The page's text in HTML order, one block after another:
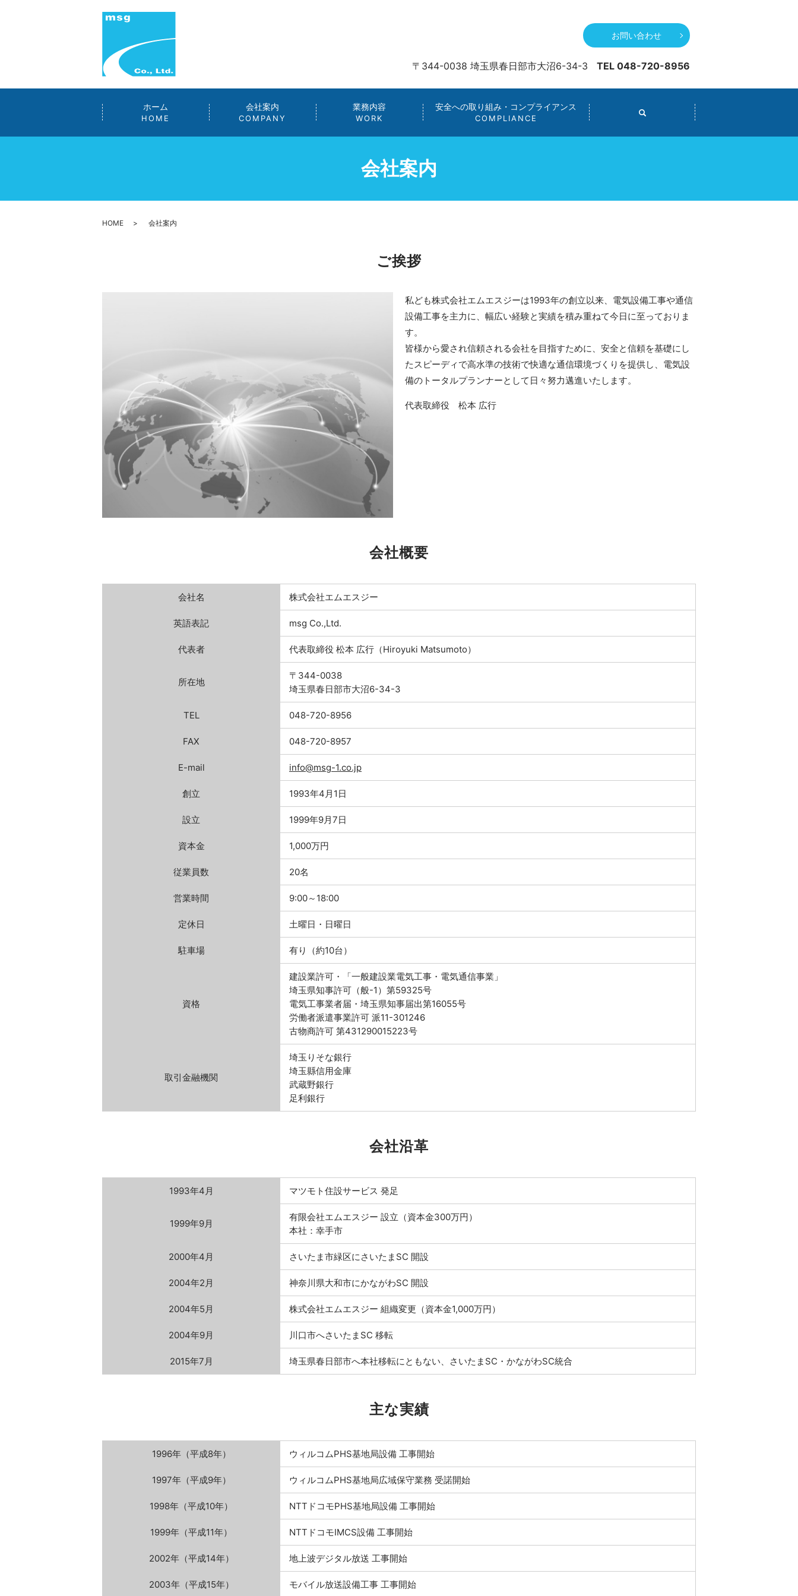
〒344-0038 埼玉県春日部市大沼6-34-3 TEL 048-720-8956
ホーム
HOME
会社案内
COMPANY
業務内容
WORK
安全への取り組み・コンプライアンス
COMPLIANCE
お問い合わせ
会社案内
HOME 会社案内
ご挨拶
私ども株式会社エムエスジーは1993年の創立以来、電気設備工事や通信
設備工事を主力に、幅広い経験と実績を積み重ねて今日に至っておりま
す。
皆様から愛され信頼される会社を目指すために、安全と信頼を基礎にし
たスピーディで高水準の技術で快適な通信環境づくりを提供し、電気設
備のトータルプランナーとして日々努力邁進いたします。
代表取締役 松本 広行
会社概要
会社名 株式会社エムエスジー
英語表記 msg Co.,Ltd.
代表者 代表取締役 松本 広行（Hiroyuki Matsumoto）
所在地
〒344-0038
埼玉県春日部市大沼6-34-3
TEL 048-720-8956
FAX 048-720-8957
E-mail info@msg-1.co.jp
創立 1993年4月1日
設立 1999年9月7日
資本金 1,000万円
従業員数 20名
営業時間 9:00～18:00
定休日 土曜日・日曜日
駐車場 有り（約10台）
資格
建設業許可・「一般建設業電気工事・電気通信事業」
埼玉県知事許可（般-1）第59325号
電気工事業者届・埼玉県知事届出第16055号
労働者派遣事業許可 派11-301246
古物商許可 第431290015223号
取引金融機関
埼玉りそな銀行
埼玉縣信用金庫
武蔵野銀行
足利銀行
会社沿革
1993年4月 マツモト住設サービス 発足
1999年9月
有限会社エムエスジー 設立（資本金300万円）
本社：幸手市
2000年4月 さいたま市緑区にさいたまSC 開設
2004年2月 神奈川県大和市にかながわSC 開設
2004年5月 株式会社エムエスジー 組織変更（資本金1,000万円）
2004年9月 川口市へさいたまSC 移転
2015年7月 埼玉県春日部市へ本社移転にともない、さいたまSC・かながわSC統合
主な実績
1996年（平成8年） ウィルコムPHS基地局設備 工事開始
1997年（平成9年） ウィルコムPHS基地局広域保守業務 受諾開始
1998年 （平成10年） NTTドコモPHS基地局設備 工事開始
1999年 （平成11年） NTTドコモIMCS設備 工事開始
2002年（平成14年） 地上波デジタル放送 工事開始
2003年（平成15年） モバイル放送設備工事 工事開始